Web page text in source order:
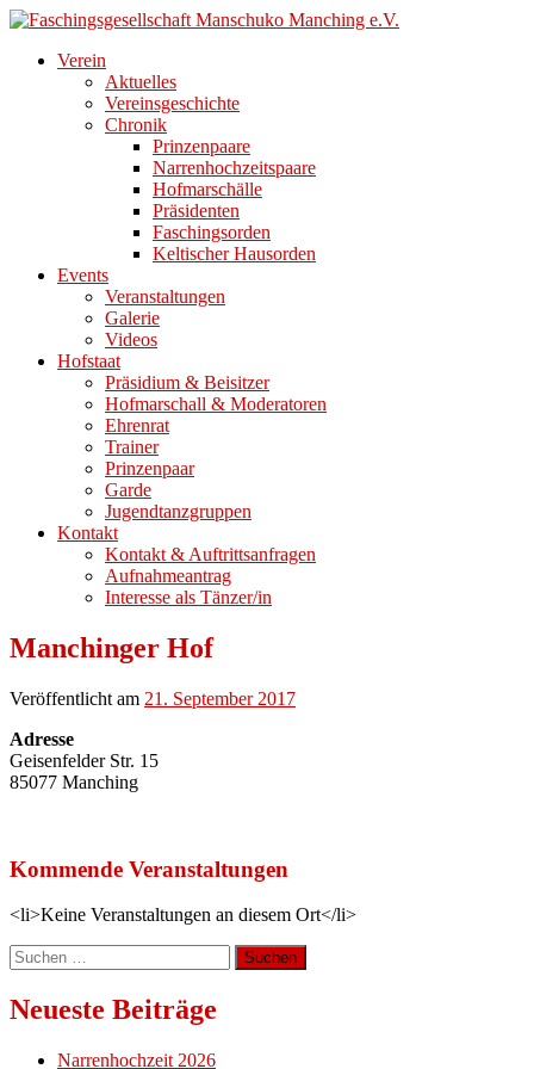
Direkt
Inhalt
Verein
Aktuelles
Vereinsgeschichte
Chronik
Prinzenpaare
Narrenhochzeitspaare
Hofmarschälle
Präsidenten
Faschingsorden
Keltischer Hausorden
Events
Veranstaltungen
Galerie
Videos
Hofstaat
Präsidium & Beisitzer
Hofmarschall & Moderatoren
Ehrenrat
Trainer
Prinzenpaar
Garde
Jugendtanzgruppen
Kontakt
Kontakt & Auftrittsanfragen
Aufnahmeantrag
Interesse als Tänzer/in
Manchinger Hof
Veröffentlicht am 21. September 2017
Adresse
Geisenfelder Str. 15
85077 Manching
Kommende Veranstaltungen
<li>Keine Veranstaltungen an diesem Ort</li>
Suchen
nach:
Neueste Beiträge
Narrenhochzeit 2026